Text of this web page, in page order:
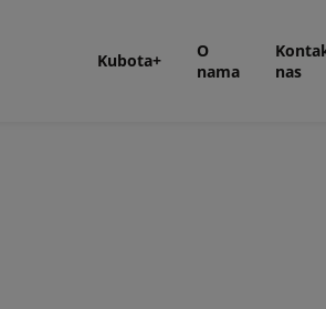
Kubota+
O
nama
nas